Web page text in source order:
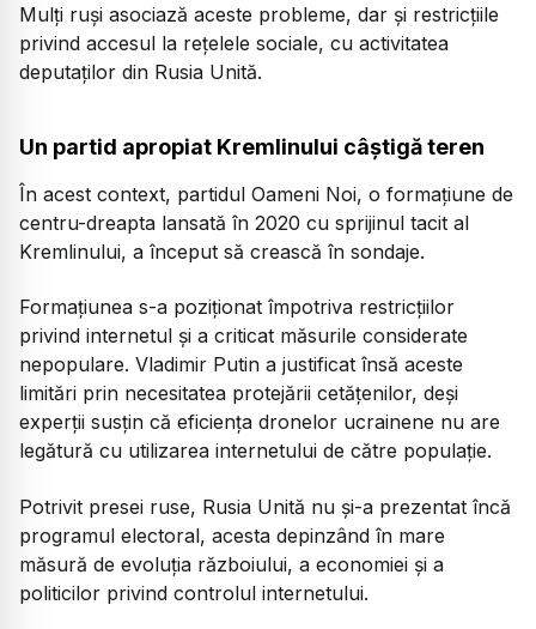
Mulți ruși asociază aceste probleme, dar și restricțiile
privind accesul la rețelele sociale, cu activitatea
deputaților din Rusia Unită.
Un partid apropiat Kremlinului câștigă teren
În acest context, partidul Oameni Noi, o formațiune de
centru-dreapta lansată în 2020 cu sprijinul tacit al
Kremlinului, a început să crească în sondaje.
Formațiunea s-a poziționat împotriva restricțiilor
privind internetul și a criticat măsurile considerate
nepopulare. Vladimir Putin a justificat însă aceste
limitări prin necesitatea protejării cetățenilor, deși
experții susțin că eficiența dronelor ucrainene nu are
legătură cu utilizarea internetului de către populație.
Potrivit presei ruse, Rusia Unită nu și-a prezentat încă
programul electoral, acesta depinzând în mare
măsură de evoluția războiului, a economiei și a
politicilor privind controlul internetului.